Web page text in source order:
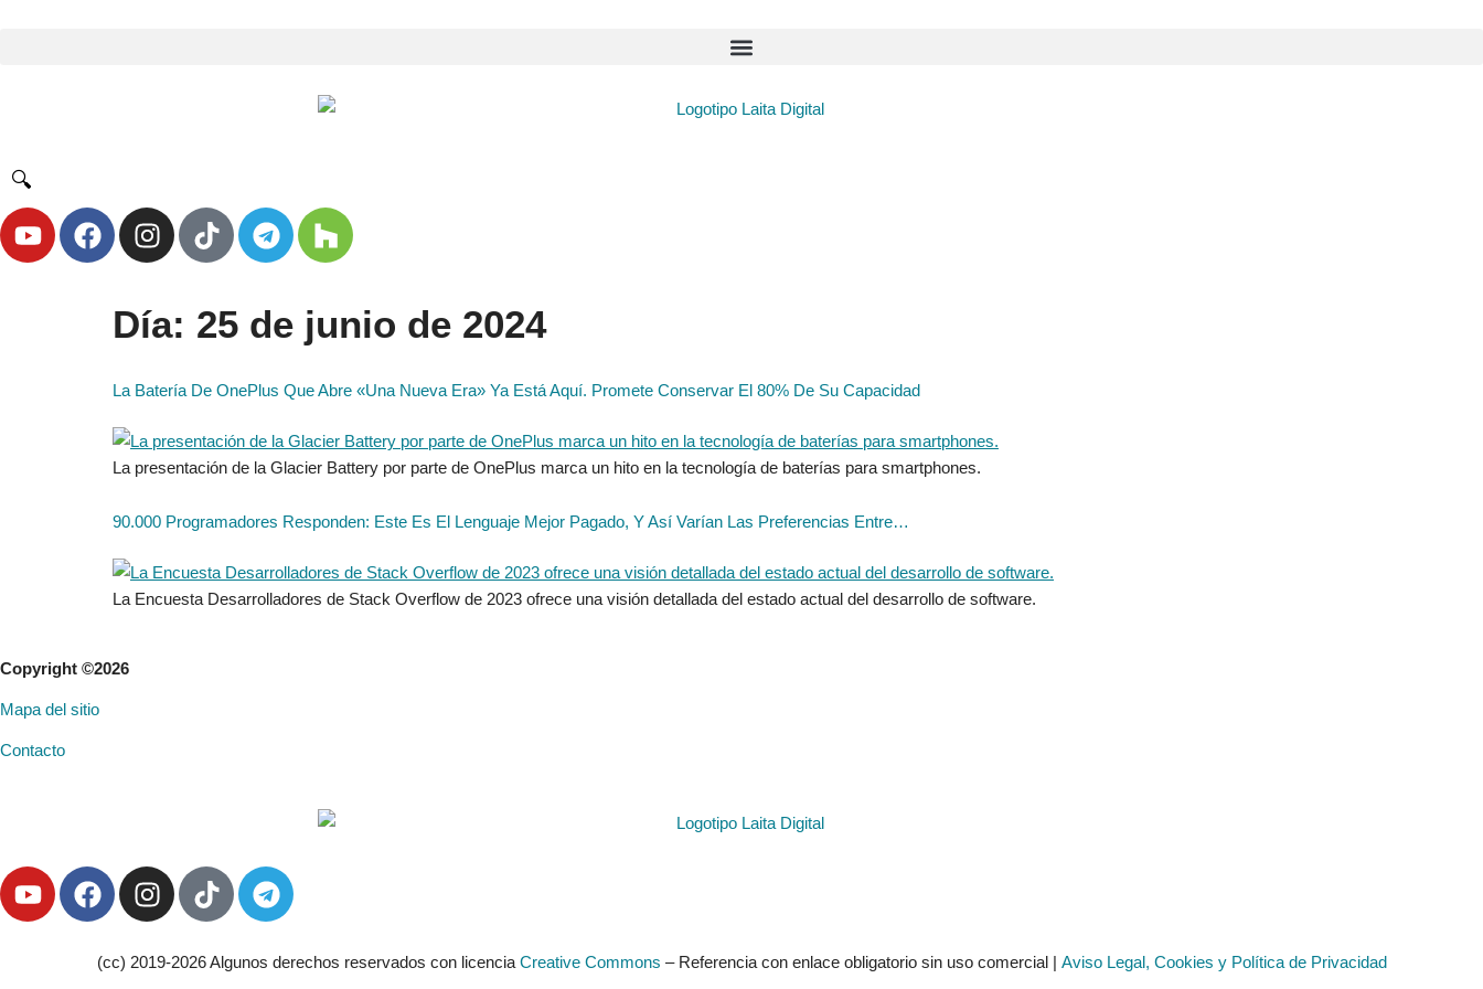
🔍
Día: 25 de junio de 2024
La Batería De OnePlus Que Abre «Una Nueva Era» Ya Está Aquí. Promete Conservar El 80% De Su Capacidad
La presentación de la Glacier Battery por parte de OnePlus marca un hito en la tecnología de baterías para smartphones.
90.000 Programadores Responden: Este Es El Lenguaje Mejor Pagado, Y Así Varían Las Preferencias Entre…
La Encuesta Desarrolladores de Stack Overflow de 2023 ofrece una visión detallada del estado actual del desarrollo de software.
Copyright ©2026
Mapa del sitio
Contacto
(cc) 2019-2026 Algunos derechos reservados con licencia Creative Commons – Referencia con enlace obligatorio sin uso comercial | Aviso Legal, Cookies y Política de Privacidad